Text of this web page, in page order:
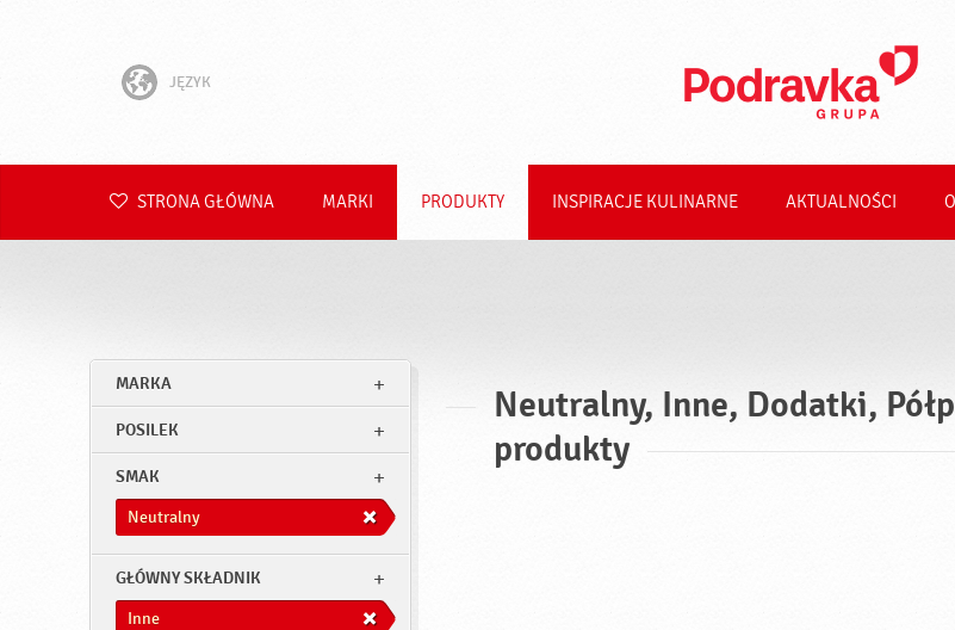
JĘZYK
Hrvatski
Română
Deutsch
STRONA GŁÓWNA MARKI PRODUKTY INSPIRACJE KULINARNE AKTUALNOŚCI
MARKA
POSILEK
SMAK
Neutralny
GŁÓWNY SKŁADNIK
Inne
Neutralny, Inne, Dodatki,
produkty